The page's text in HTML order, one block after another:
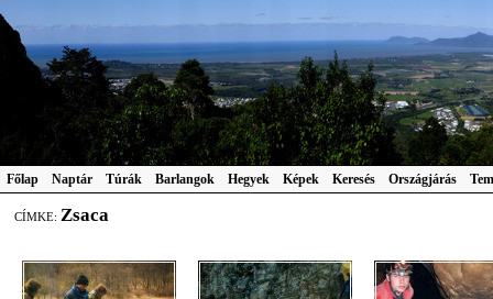
Főlap Naptár Túrák Barlangok Hegyek Képek Keresés Országjárás
CÍMKE: Zsaca